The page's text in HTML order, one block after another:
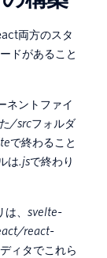
両方のスタ
ドがあること
ネントファイ
/srcフォルダ
で終わること
は.jsで終わり
、 svelte-
react-
ィタでこれら